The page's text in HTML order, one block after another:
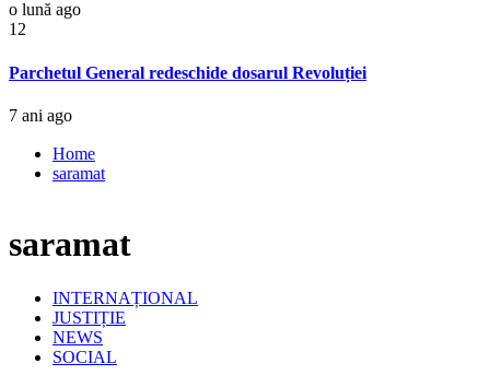
o lună ago
12
Parchetul General redeschide dosarul Revoluției
7 ani ago
Home
saramat
saramat
INTERNAȚIONAL
JUSTIȚIE
NEWS
SOCIAL